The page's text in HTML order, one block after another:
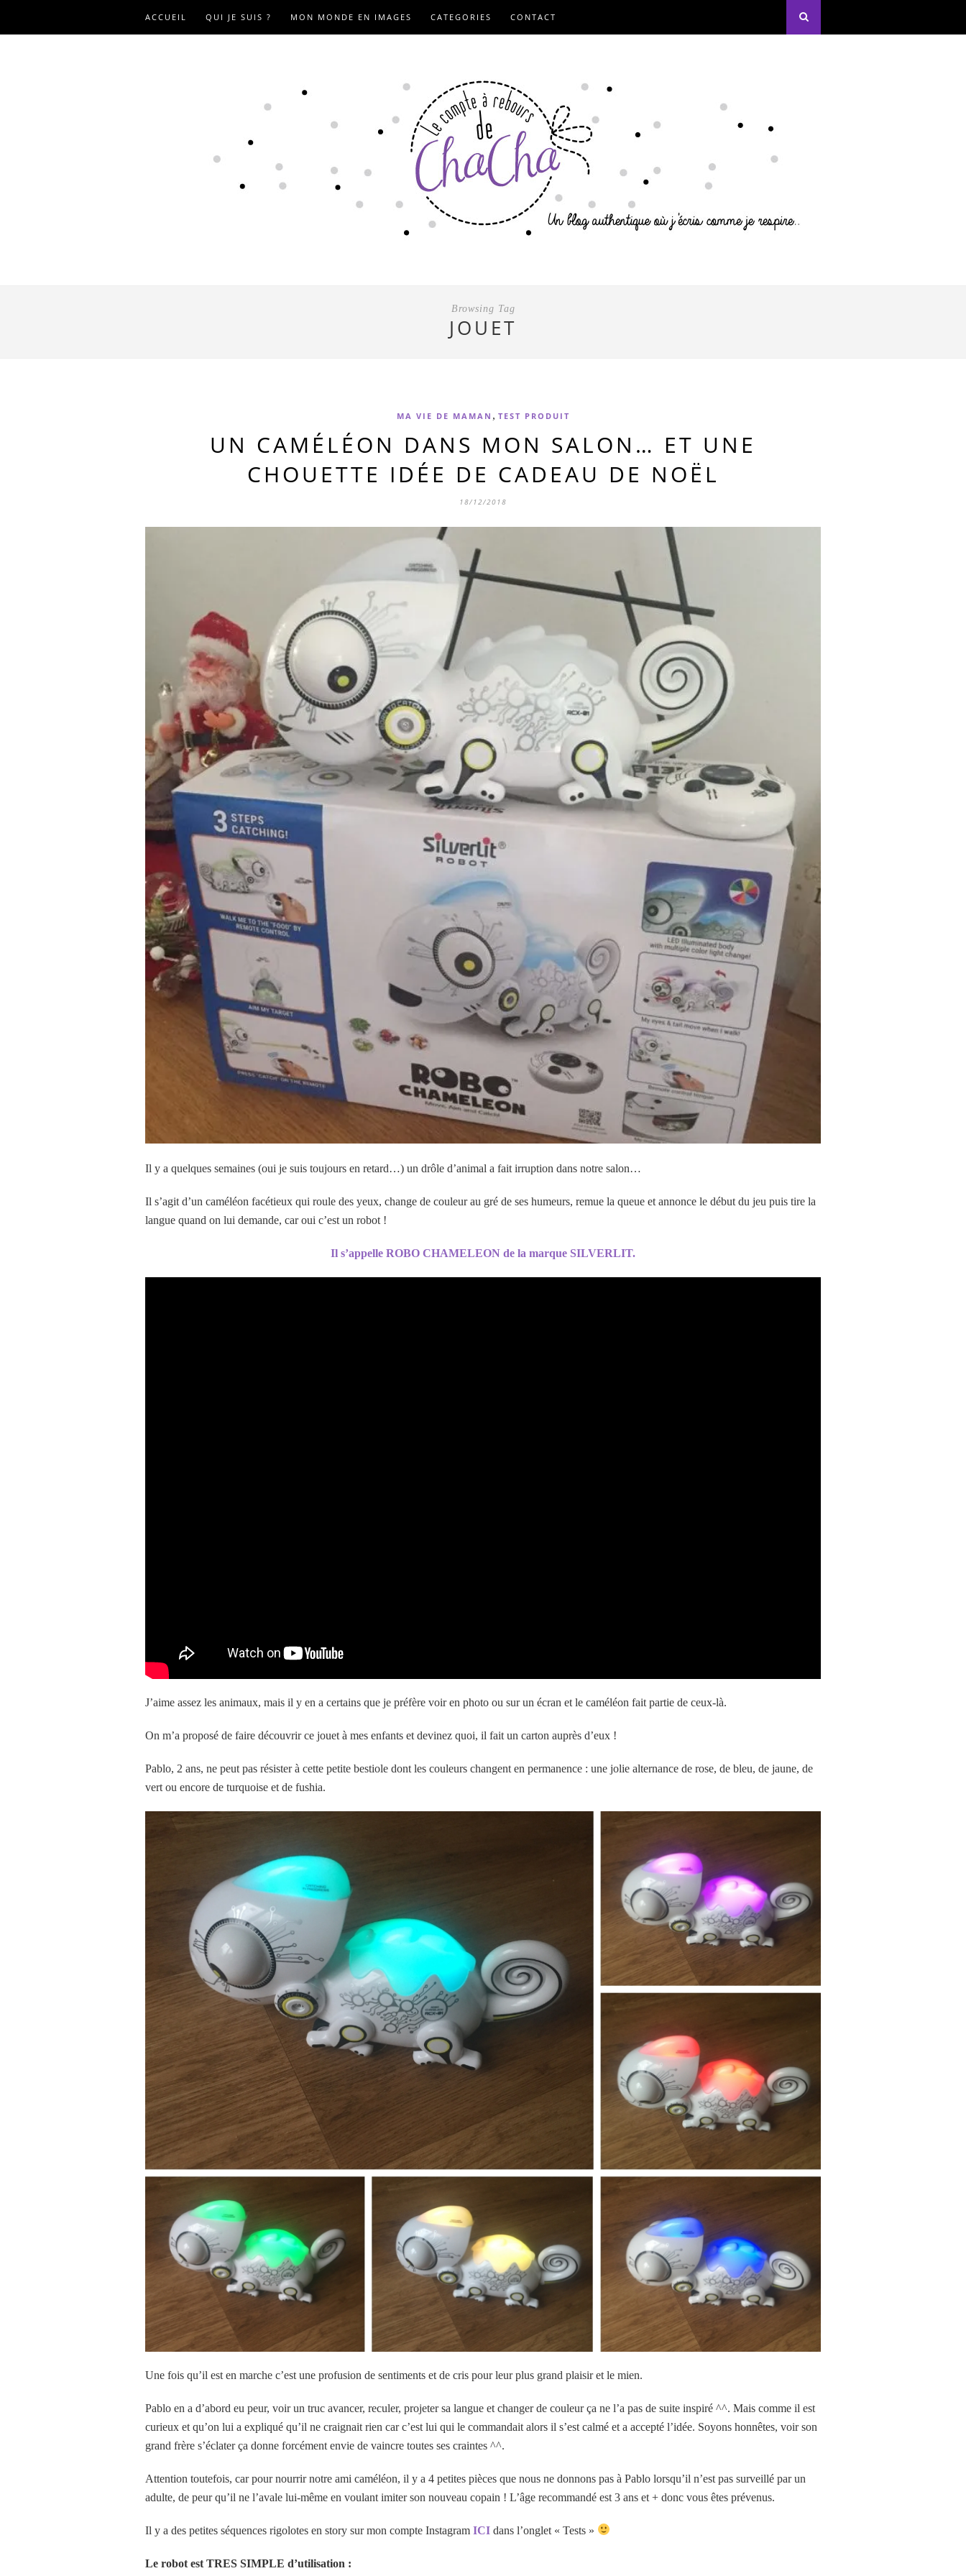
ACCUEIL QUI JE SUIS ? MON MONDE EN IMAGES CATEGORIES CONTACT
Browsing Tag
JOUET
MA VIE DE MAMAN , TEST PRODUIT
UN CAMÉLÉON DANS MON SALON… ET UNE
CHOUETTE IDÉE DE CADEAU DE NOËL
18/12/2018
Il y a quelques semaines (oui je suis toujours en retard…) un drôle d’animal a fait irruption dans notre salon…
Il s’agit d’un caméléon facétieux qui roule des yeux, change de couleur au gré de ses humeurs, remue la queue et annonce le début du jeu puis tire la
langue quand on lui demande, car oui c’est un robot !
Il s’appelle ROBO CHAMELEON de la marque SILVERLIT.
J’aime assez les animaux, mais il y en a certains que je préfère voir en photo ou sur un écran et le caméléon fait partie de ceux-là.
On m’a proposé de faire découvrir ce jouet à mes enfants et devinez quoi, il fait un carton auprès d’eux !
Pablo, 2 ans, ne peut pas résister à cette petite bestiole dont les couleurs changent en permanence : une jolie alternance de rose, de bleu, de jaune, de
vert ou encore de turquoise et de fushia.
Une fois qu’il est en marche c’est une profusion de sentiments et de cris pour leur plus grand plaisir et le mien.
Pablo en a d’abord eu peur, voir un truc avancer, reculer, projeter sa langue et changer de couleur ça ne l’a pas de suite inspiré ^^. Mais comme il est
curieux et qu’on lui a expliqué qu’il ne craignait rien car c’est lui qui le commandait alors il s’est calmé et a accepté l’idée. Soyons honnêtes, voir son
grand frère s’éclater ça donne forcément envie de vaincre toutes ses craintes ^^.
Attention toutefois, car pour nourrir notre ami caméléon, il y a 4 petites pièces que nous ne donnons pas à Pablo lorsqu’il n’est pas surveillé par un
adulte, de peur qu’il ne l’avale lui-même en voulant imiter son nouveau copain ! L’âge recommandé est 3 ans et + donc vous êtes prévenus.
Il y a des petites séquences rigolotes en story sur mon compte Instagram ICI dans l’onglet « Tests »
Le robot est TRES SIMPLE d’utilisation :